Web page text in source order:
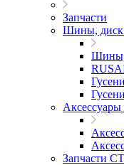
Запчасти
Шины,
Шины,
Аксессуары
Запчасти